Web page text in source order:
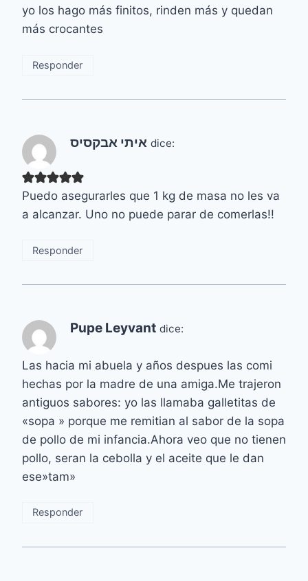
yo los hago más finitos, rinden más y quedan
más crocantes
Responder
איתי אבקסיס dice:
Puedo asegurarles que 1 kg de masa no les va
a alcanzar. Uno no puede parar de comerlas!!
Responder
Pupe Leyvant dice:
Las hacia mi abuela y años despues las comi
hechas por la madre de una amiga.Me trajeron
antiguos sabores: yo las llamaba galletitas de
«sopa » porque me remitian al sabor de la sopa
de pollo de mi infancia.Ahora veo que no tienen
pollo, seran la cebolla y el aceite que le dan
ese»tam»
Responder